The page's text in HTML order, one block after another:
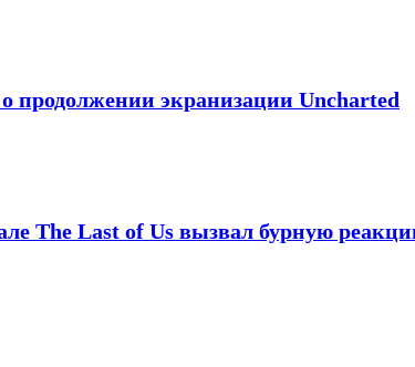
продолжении экранизации Uncharted
The Last of Us вызвал бурную